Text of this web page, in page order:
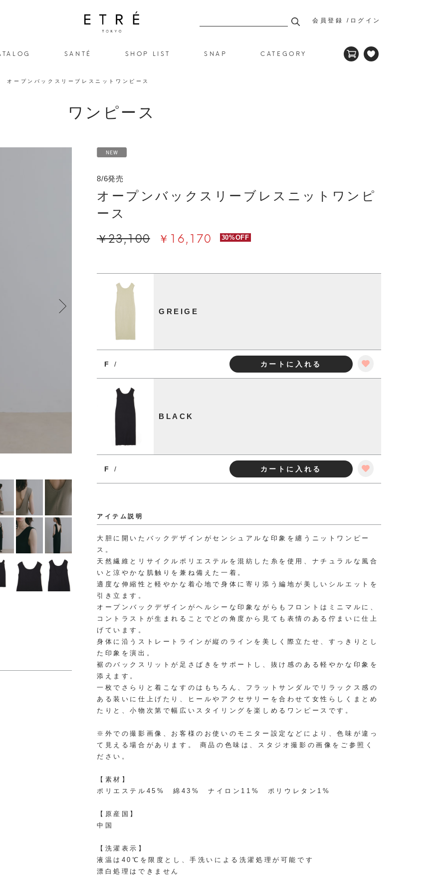
会員登録 ログイン
SANTÉ SHOP LIST SNAP CATEGORY
オープンバックスリーブレスニットワンピース
ワンピース
8/6発売
オープンバックスリーブレスニットワンピ
ース
￥23,100 ￥16,170 30%OFF
GREIGE
F / カートに入れる
BLACK
F / カートに入れる
アイテム説明
大胆に開いたバックデザインがセンシュアルな印象を纏うニットワンピー
ス。
天然繊維とリサイクルポリエステルを混紡した糸を使用、ナチュラルな風合
いと涼やかな肌触りを兼ね備えた一着。
適度な伸縮性と軽やかな着心地で身体に寄り添う編地が美しいシルエットを
引き立ます。
オープンバックデザインがヘルシーな印象ながらもフロントはミニマルに、
コントラストが生まれることでどの角度から見ても表情のある佇まいに仕上
げています。
身体に沿うストレートラインが縦のラインを美しく際立たせ、すっきりとし
た印象を演出。
裾のバックスリットが足さばきをサポートし、抜け感のある軽やかな印象を
添えます。
一枚でさらりと着こなすのはもちろん、フラットサンダルでリラックス感の
ある装いに仕上げたり、ヒールやアクセサリーを合わせて女性らしくまとめ
たりと、小物次第で幅広いスタイリングを楽しめるワンピースです。
※外での撮影画像、お客様のお使いのモニター設定などにより、色味が違っ
て見える場合があります。 商品の色味は、スタジオ撮影の画像をご参照く
ださい。
【素材】
ポリエステル45% 綿43% ナイロン11% ポリウレタン1%
【原産国】
中国
【洗濯表示】
液温は40℃を限度とし、手洗いによる洗濯処理が可能です
漂白処理はできません